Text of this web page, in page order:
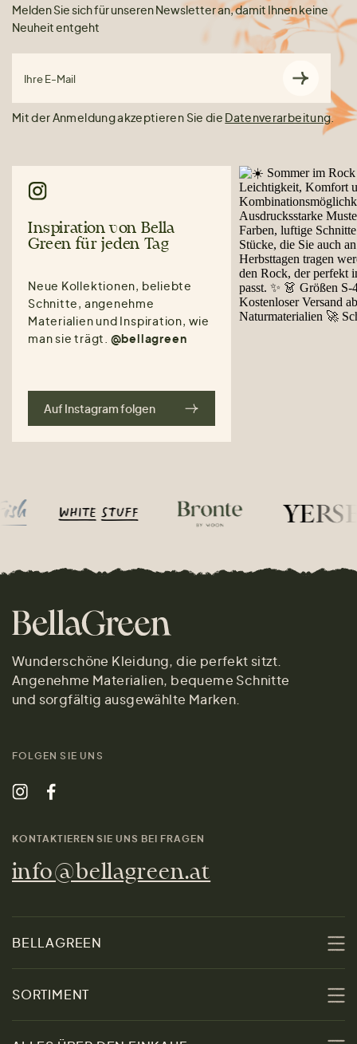
Melden Sie sich für unseren Newsletter an, damit Ihnen keine
Neuheit entgeht
Ihre E-Mail
Mit der Anmeldung akzeptieren Sie die Datenverarbeitung.
Inspiration von Bella
Green für jeden Tag
Neue Kollektionen, beliebte
Schnitte, angenehme
Materialien und Inspiration, wie
man sie trägt. @bellagreen
Auf Instagram folgen
Wunderschöne Kleidung, die perfekt sitzt.
Angenehme Materialien, bequeme Schnitte
und sorgfältig ausgewählte Marken.
FOLGEN SIE UNS
KONTAKTIEREN SIE UNS BEI FRAGEN
info@bellagreen.at
BELLAGREEN
Nachhaltigkeit
SORTIMENT